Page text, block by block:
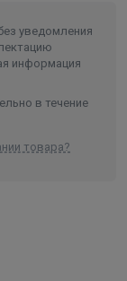
уведомления
информация
в течение
товара?